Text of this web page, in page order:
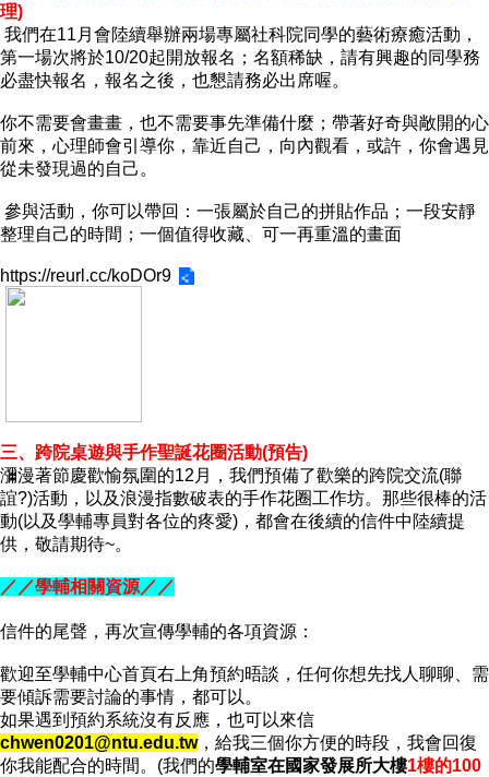
學
術
研
究
國
家
發
展
研
究
期
刊
所
學
會
理)
我們在11月會陸續舉辦兩場專屬社科院同學的藝術療癒活動，
第一場次將於10/20起開放報名；名額稀缺，請有興趣的同學務
必盡快報名，報名之後，也懇請務必出席喔。
你不需要會畫畫，也不需要事先準備什麼；帶著好奇與敞開的心
前來，心理師會引導你，靠近自己，向內觀看，或許，你會遇見
從未發現過的自己。
參與活動，你可以帶回：一張屬於自己的拼貼作品；一段安靜
整理自己的時間；一個值得收藏、可一再重溫的畫面
https://reurl.cc/koDOr9
三、跨院桌遊與手作聖誕花圈活動(預告)
瀰漫著節慶歡愉氛圍的12月，我們預備了歡樂的跨院交流(聯
誼?)活動，以及浪漫指數破表的手作花圈工作坊。那些很棒的活
動(以及學輔專員對各位的疼愛)，都會在後續的信件中陸續提
供，敬請期待~。
／／學輔相關資源／／
信件的尾聲，再次宣傳學輔的各項資源：
歡迎至學輔中心首頁右上角預約晤談，任何你想先找人聊聊、需
要傾訴需要討論的事情，都可以。
如果遇到預約系統沒有反應 ， 也可以來信
chwen0201@ntu.edu.tw，給我三個你方便的時段，我會回復
你我能配合的時間。(我們的學輔室在國家發展所大樓1樓的100